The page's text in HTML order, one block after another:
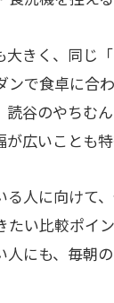
きく、同じ
で食卓に合
谷のやちむ
広いことも特
人に向けて
い比較ポイ
にも、毎朝